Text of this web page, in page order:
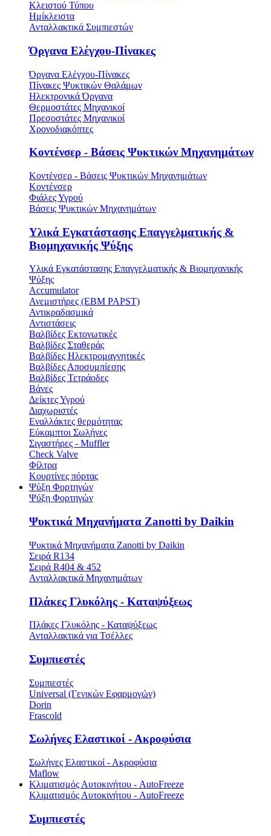
Κλειστού Τύπου
Ημίκλειστα
Ανταλλακτικά Συμπιεστών
Όργανα Ελέγχου-Πίνακες
Όργανα Ελέγχου-Πίνακες
Πίνακες Ψυκτικών Θαλάμων
Ηλεκτρονικά Όργανα
Θερμοστάτες Μηχανικοί
Πρεσοστάτες Μηχανικοί
Χρονοδιακόπτες
Κοντένσερ - Βάσεις Ψυκτικών Μηχανημάτων
Κοντένσερ - Βάσεις Ψυκτικών Μηχανημάτων
Κοντένσερ
Φιάλες Υγρού
Βάσεις Ψυκτικών Μηχανημάτων
Υλικά Εγκατάστασης Επαγγελματικής &
Βιομηχανικής Ψύξης
Υλικά Εγκατάστασης Επαγγελματικής & Βιομηχανικής
Ψύξης
Accumulator
Ανεμιστήρες (ΕΒΜ PAPST)
Αντικραδασμικά
Αντιστάσεις
Βαλβίδες Εκτονωτικές
Βαλβίδες Σταθεράς
Βαλβίδες Ηλεκτρομαγνητικές
Βαλβίδες Αποσυμπίεσης
Βαλβίδες Τετράοδες
Βάνες
Δείκτες Υγρού
Διαχωριστές
Εναλλάκτες θερμότητας
Εύκαμπτοι Σωλήνες
Σιγαστήρες - Muffler
Check Valve
Φίλτρα
Κουρτίνες πόρτας
Ψύξη Φορτηγών
Ψύξη Φορτηγών
Ψυκτικά Μηχανήματα Zanotti by Daikin
Ψυκτικά Μηχανήματα Zanotti by Daikin
Σειρά R134
Σειρά R404 & 452
Ανταλλακτικά Μηχανημάτων
Πλάκες Γλυκόλης - Καταψύξεως
Πλάκες Γλυκόλης - Καταψύξεως
Ανταλλακτικά για Τσέλλες
Συμπιεστές
Συμπιεστές
Universal (Γενικών Εφαρμογών)
Dorin
Frascold
Σωλήνες Ελαστικοί - Ακροφύσια
Σωλήνες Ελαστικοί - Ακροφύσια
Maflow
Κλιματισμός Αυτοκινήτου - AutoFreeze
Κλιματισμός Αυτοκινήτου - AutoFreeze
Συμπιεστές